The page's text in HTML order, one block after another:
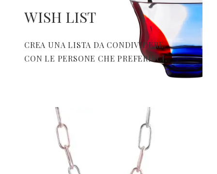
WISH LIST
CREA UNA LISTA DA CONDIVIDERE
CON LE PERSONE CHE PREFERISCI.